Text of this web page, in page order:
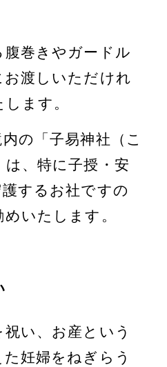
巻きやガードル
渡しいただけれ
ます。
の「子易神社（こ
、特に子授・安
するお社ですの
いたします。
い、お産という
妊婦をねぎらう